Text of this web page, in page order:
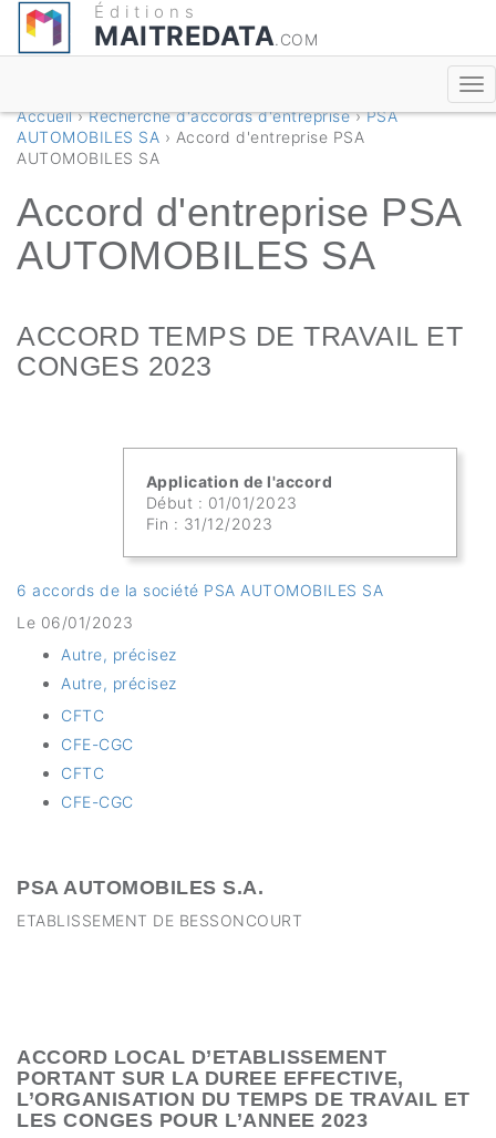
Éditions
MAITREDATA.COM
Accueil›Recherche d'accords d'entreprise›PSA
AUTOMOBILES SA › Accord d'entreprise PSA
AUTOMOBILES SA
Accord d'entreprise PSA
AUTOMOBILES SA
ACCORD TEMPS DE TRAVAIL ET
CONGES 2023
Application de l'accord
Début : 01/01/2023
Fin : 31/12/2023
6 accords de la société PSA AUTOMOBILES SA
Le 06/01/2023
Autre, précisez
Autre, précisez
CFTC
CFE-CGC
CFTC
CFE-CGC
PSA AUTOMOBILES S.A.
ETABLISSEMENT DE BESSONCOURT
ACCORD LOCAL D’ETABLISSEMENT
PORTANT SUR LA DUREE EFFECTIVE,
L’ORGANISATION DU TEMPS DE TRAVAIL ET
LES CONGES POUR L’ANNEE 2023